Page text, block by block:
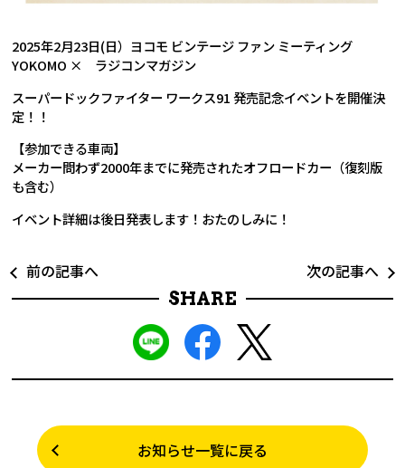
2025年2月23日(日）ヨコモ ビンテージ ファン ミーティング
YOKOMO × ラジコンマガジン
スーパードックファイター ワークス91 発売記念イベントを開催決
定！！
【参加できる車両】
メーカー問わず2000年までに発売されたオフロードカー（復刻版
も含む）
イベント詳細は後日発表します！おたのしみに！
前の記事へ
次の記事へ
SHARE
お知らせ一覧に戻る